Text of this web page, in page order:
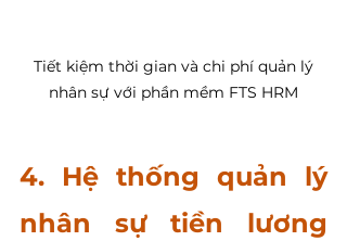
nhân sự với phần mềm FTS HRM
4. Hệ thống quản lý
nhân sự tiền lương